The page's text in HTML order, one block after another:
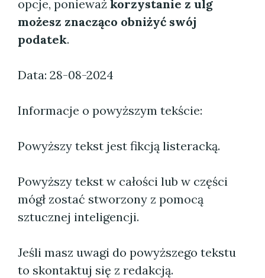
opcje, ponieważ korzystanie z ulg
możesz znacząco obniżyć swój
podatek.
Data: 28-08-2024
Informacje o powyższym tekście:
Powyższy tekst jest fikcją listeracką.
Powyższy tekst w całości lub w części
mógł zostać stworzony z pomocą
sztucznej inteligencji.
Jeśli masz uwagi do powyższego tekstu
to skontaktuj się z redakcją.